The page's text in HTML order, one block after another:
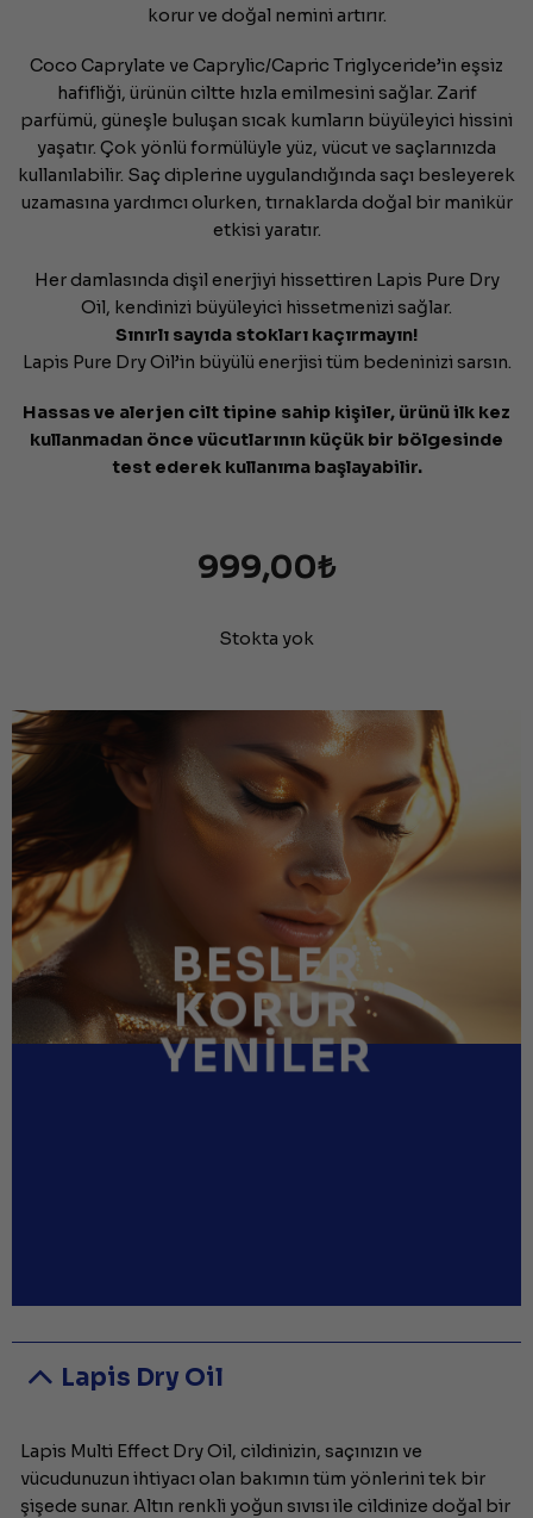
korur ve doğal nemini artırır.
Coco Caprylate ve Caprylic/Capric Triglyceride’in eşsiz
hafifliği, ürünün ciltte hızla emilmesini sağlar. Zarif
parfümü, güneşle buluşan sıcak kumların büyüleyici hissini
yaşatır. Çok yönlü formülüyle yüz, vücut ve saçlarınızda
kullanılabilir. Saç diplerine uygulandığında saçı besleyerek
uzamasına yardımcı olurken, tırnaklarda doğal bir manikür
etkisi yaratır.
Her damlasında dişil enerjiyi hissettiren Lapis Pure Dry
Oil, kendinizi büyüleyici hissetmenizi sağlar.
Sınırlı sayıda stokları kaçırmayın!
Lapis Pure Dry Oil’in büyülü enerjisi tüm bedeninizi sarsın.
Hassas ve alerjen cilt tipine sahip kişiler, ürünü ilk kez
kullanmadan önce vücutlarının küçük bir bölgesinde
test ederek kullanıma başlayabilir.
999,00₺
Stokta yok
BESLER
KORUR
YENILER
Lapis Dry Oil
Lapis Multi Effect Dry Oil, cildinizin, saçınızın ve
vücudunuzun ihtiyacı olan bakımın tüm yönlerini tek bir
şişede sunar. Altın renkli yoğun sıvısı ile cildinize doğal bir